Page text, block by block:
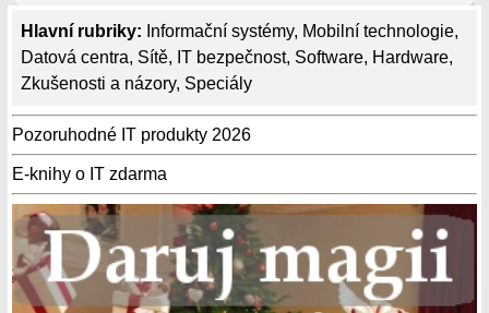
Hlavní rubriky: Informační systémy, Mobilní technologie,
Datová centra, Sítě, IT bezpečnost, Software, Hardware,
Zkušenosti a názory, Speciály
Pozoruhodné IT produkty 2026
E-knihy o IT zdarma